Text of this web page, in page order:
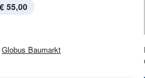
€ 55,00
Globus Baumarkt